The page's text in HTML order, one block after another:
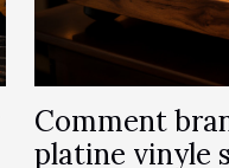
Comment
platine vinyle